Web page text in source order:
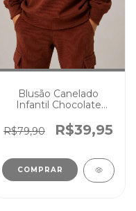
Blusão Canelado
Infantil Chocolate
Menino
R$79,90 R$39,95
COMPRAR